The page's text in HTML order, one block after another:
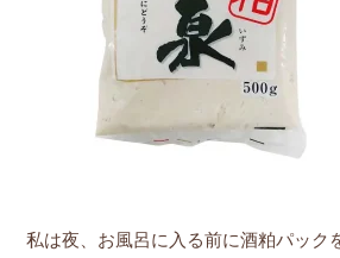
私は夜、お風呂に入る前に酒粕パック